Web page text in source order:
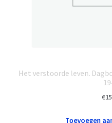
Het verstoorde leven.
€
Toevoegen